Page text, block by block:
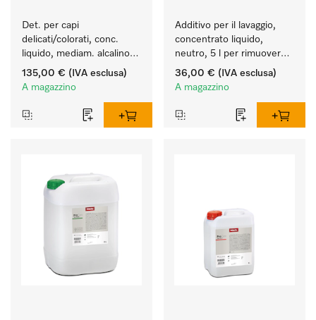
Det. per capi
delicati/colorati, conc.
liquido, mediam. alcalino,
20 l per il lavaggio di capi
colorati e capi delicati.
135,00 € (IVA esclusa)
A magazzino
Additivo per il lavaggio,
concentrato liquido,
neutro, 5 l per rimuovere
in modo efficace le
macchie di grasso.
36,00 € (IVA esclusa)
A magazzino